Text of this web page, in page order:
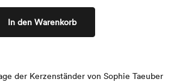
In den Warenkorb
der Kerzenständer von Sophie Taeuber